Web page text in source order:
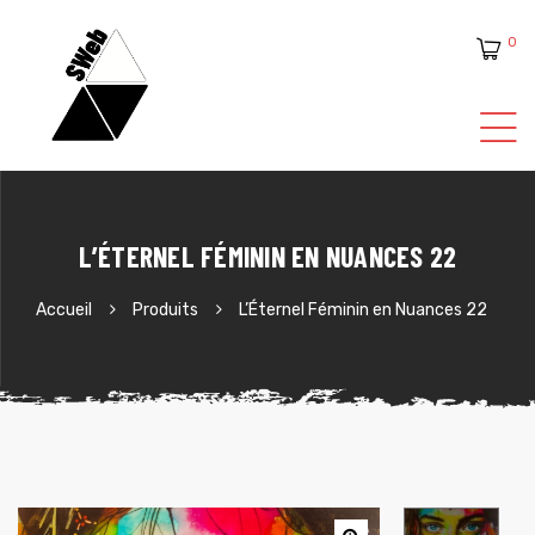
0
L’ÉTERNEL FÉMININ EN NUANCES 22
Accueil Produits L’Éternel Féminin en Nuances 22